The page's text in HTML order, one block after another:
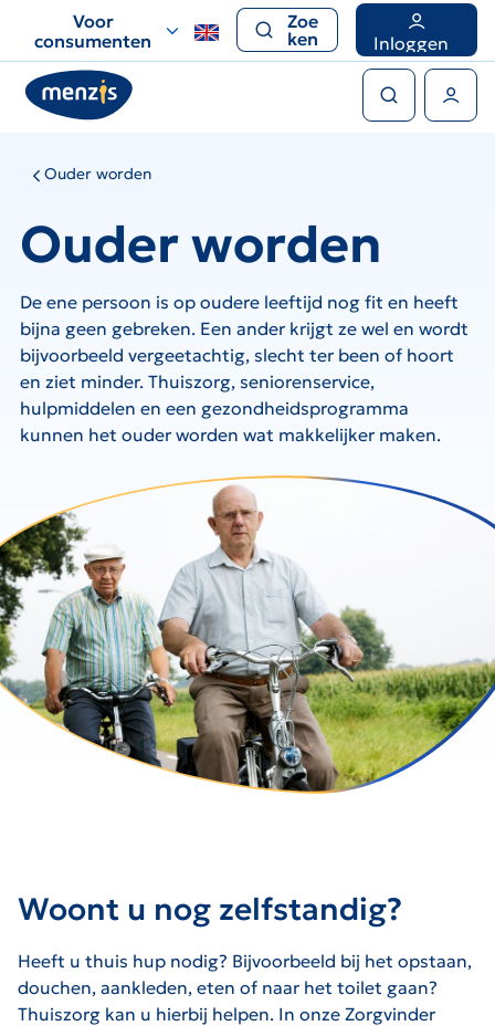
voor
snelle
navigatie
Voor
consumenten
Zoe
ken
Inloggen
Ouder worden
Ouder worden
De ene persoon is op oudere leeftijd nog fit en heeft
bijna geen gebreken. Een ander krijgt ze wel en wordt
bijvoorbeeld vergeetachtig, slecht ter been of hoort
en ziet minder. Thuiszorg, seniorenservice,
hulpmiddelen en een gezondheidsprogramma
kunnen het ouder worden wat makkelijker maken.
Woont u nog zelfstandig?
Heeft u thuis hup nodig? Bijvoorbeeld bij het opstaan,
douchen, aankleden, eten of naar het toilet gaan?
Thuiszorg kan u hierbij helpen. In onze Zorgvinder